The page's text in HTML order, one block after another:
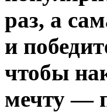
раз, а
и
чтобы
мечту —